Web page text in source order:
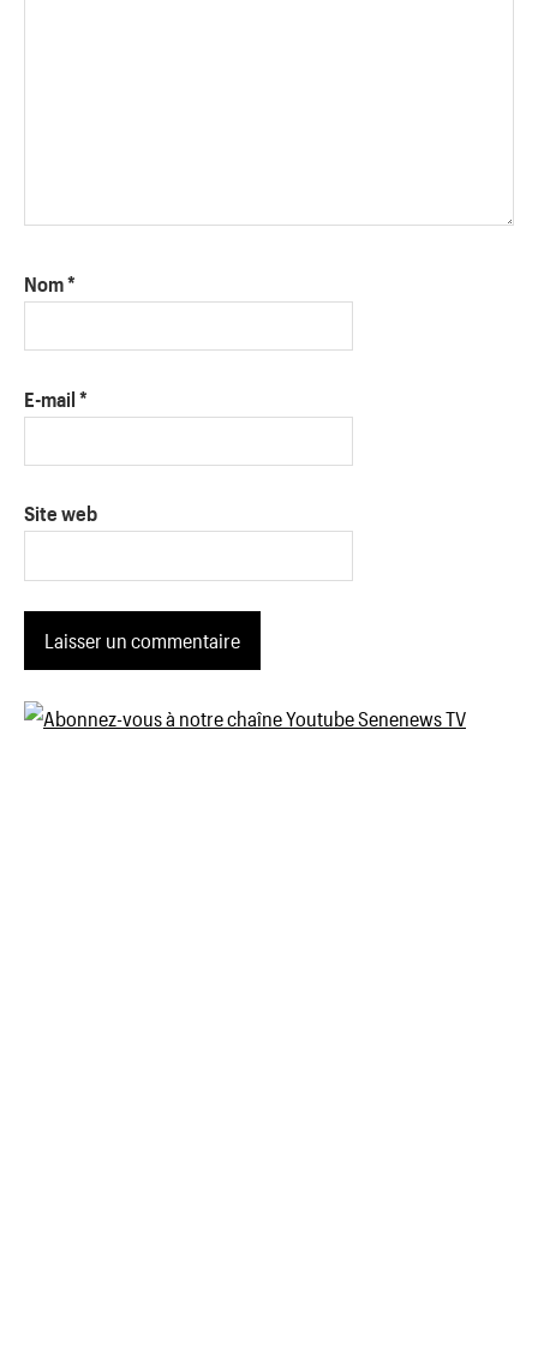
Nom*
E-mail *
Site web